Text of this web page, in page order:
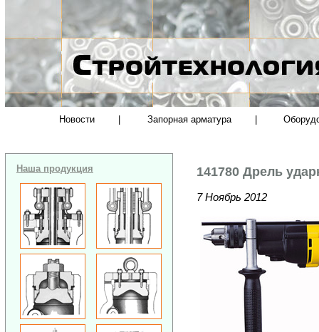
Новости Запорная арматура
Наша продукция 141780 Дрель
7 Ноябрь 2012